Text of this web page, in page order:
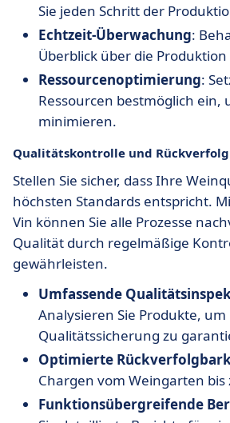
Sie jeden Schritt der
Echtzeit-Überwachung:
Überblick über die Produktion
Ressourcenoptimierung:
Ressourcen bestmöglich ein,
minimieren.
Qualitätskontrolle und
Stellen Sie sicher, dass Ihre
höchsten Standards entspricht.
Vin können Sie alle Prozesse
Qualität durch regelmäßige
gewährleisten.
Umfassende
Analysieren Sie Produkte, um
Qualitätssicherung zu
Optimierte
Chargen vom Weingarten bis
Funktionsübergreifende